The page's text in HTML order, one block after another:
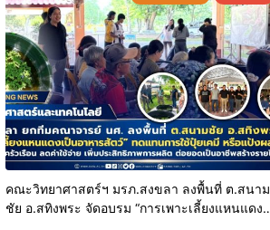
คณะวิทยาศาสตร์ฯ มรภ.สงขลา ลงพื้นที่ ต.สนาม
ชัย อ.สทิงพระ จัดอบรม “การเพาะเลี้ยงแหนแดง